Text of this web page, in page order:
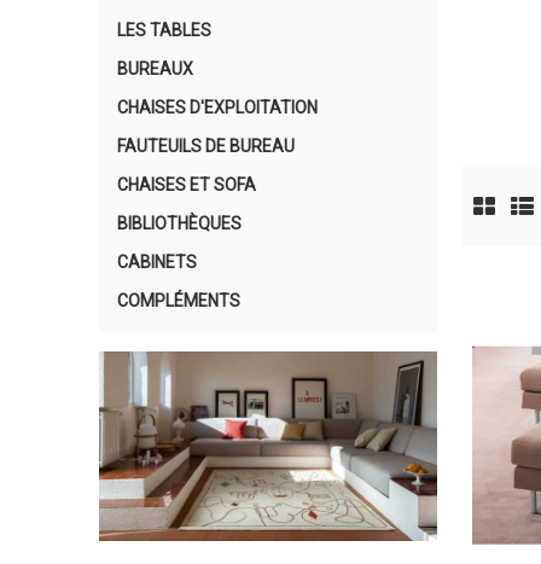
LES TABLES
BUREAUX
CHAISES D'EXPLOITATION
FAUTEUILS DE BUREAU
CHAISES ET SOFA
BIBLIOTHÈQUES
CABINETS
COMPLÉMENTS